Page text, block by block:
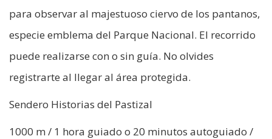
para observar al majestuoso ciervo de los pantanos,
especie emblema del Parque Nacional. El recorrido
puede realizarse con o sin guía. No olvides
registrarte al llegar al área protegida.
Sendero Historias del Pastizal
1000 m / 1 hora guiado o 20 minutos autoguiado /